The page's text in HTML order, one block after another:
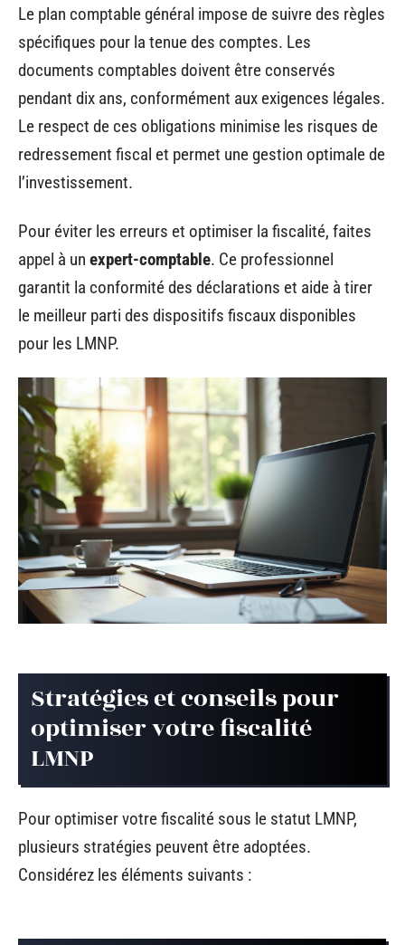
Le plan comptable général impose de suivre des règles
spécifiques pour la tenue des comptes. Les
documents comptables doivent être conservés
pendant dix ans, conformément aux exigences légales.
Le respect de ces obligations minimise les risques de
redressement fiscal et permet une gestion optimale de
l’investissement.
Pour éviter les erreurs et optimiser la fiscalité, faites
appel à un expert-comptable. Ce professionnel
garantit la conformité des déclarations et aide à tirer
le meilleur parti des dispositifs fiscaux disponibles
pour les LMNP.
Stratégies et conseils pour
optimiser votre fiscalité
LMNP
Pour optimiser votre fiscalité sous le statut LMNP,
plusieurs stratégies peuvent être adoptées.
Considérez les éléments suivants :